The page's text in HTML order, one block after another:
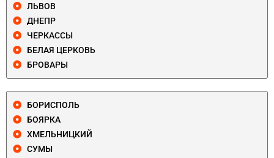
ЛЬВОВ
ДНЕПР
ЧЕРКАССЫ
БЕЛАЯ ЦЕРКОВЬ
БРОВАРЫ
БОРИСПОЛЬ
БОЯРКА
ХМЕЛЬНИЦКИЙ
СУМЫ